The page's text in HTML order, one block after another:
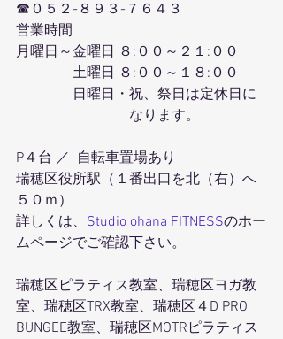
☎０５２-８９３-７６４３
営業時間
月曜日～金曜日 ８:００～２１:００
土曜日 ８:００～１８:００
日曜日・祝、祭日は定休日に
なります。
P４台 ／  自転車置場あり
瑞穂区役所駅（１番出口を北（右）へ
５０ｍ）
詳しくは、 Studio ohana FITNESSのホー
ムページでご確認下さい。
瑞穂区ピラティス教室、瑞穂区ヨガ教
室、瑞穂区TRX教室、瑞穂区４D PRO
BUNGEE教室、瑞穂区MOTRピラティス